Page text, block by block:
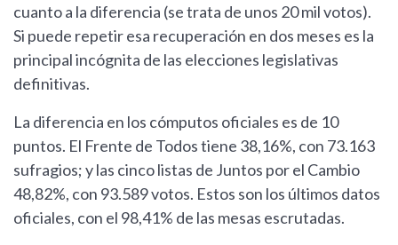
cuanto a la diferencia (se trata de unos 20 mil votos).
Si puede repetir esa recuperación en dos meses es la
principal incógnita de las elecciones legislativas
definitivas.
La diferencia en los cómputos oficiales es de 10
puntos. El Frente de Todos tiene 38,16%, con 73.163
sufragios; y las cinco listas de Juntos por el Cambio
48,82%, con 93.589 votos. Estos son los últimos datos
oficiales, con el 98,41% de las mesas escrutadas.